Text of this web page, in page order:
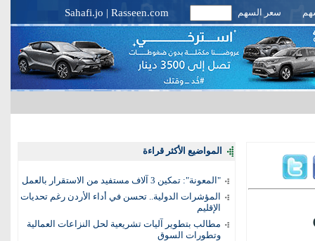
سعر السهم Sahafi.jo | Rasseen.com
المواضيع الأكثر قراءة
"المعونة": تمكين 3 آلاف مستفيد من الاستقرار بالعمل
المؤشرات الدولية.. تحسن في أداء الأردن رغم تحديات
الإقليم
مطالب بتطوير آليات تشريعية لحل النزاعات العمالية
وتطورات السوق